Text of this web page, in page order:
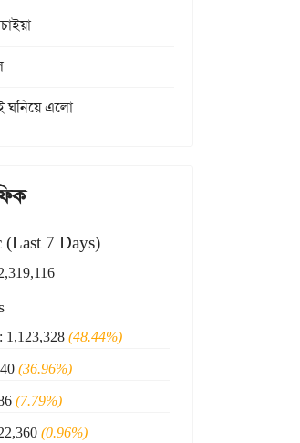
ঘনিয়ে এলো
(Last 7 Days)
: 1,123,328(48.44%)
(36.96%)
(7.79%)
(0.96%)